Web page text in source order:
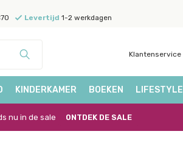
Levertijd 1-2 werkdagen
Klantenservice
KINDERKAMER BOEKEN LIFESTYLE
nu in de sale ONTDEK DE SALE